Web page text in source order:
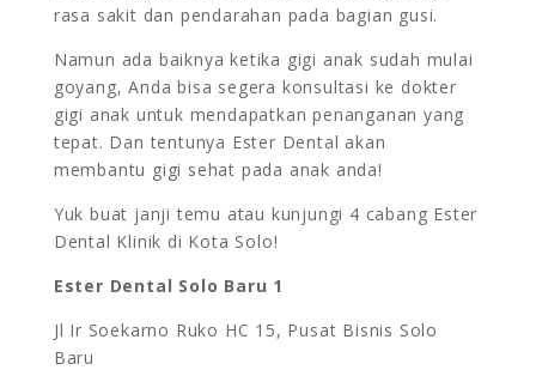
rasa sakit dan pendarahan pada bagian gusi.
Namun ada baiknya ketika gigi anak sudah mulai
goyang, Anda bisa segera konsultasi ke dokter
gigi anak untuk mendapatkan penanganan yang
tepat. Dan tentunya Ester Dental akan
membantu gigi sehat pada anak anda!
Yuk buat janji temu atau kunjungi 4 cabang Ester
Dental Klinik di Kota Solo!
Ester Dental Solo Baru 1
Jl Ir Soekarno Ruko HC 15, Pusat Bisnis Solo
Baru